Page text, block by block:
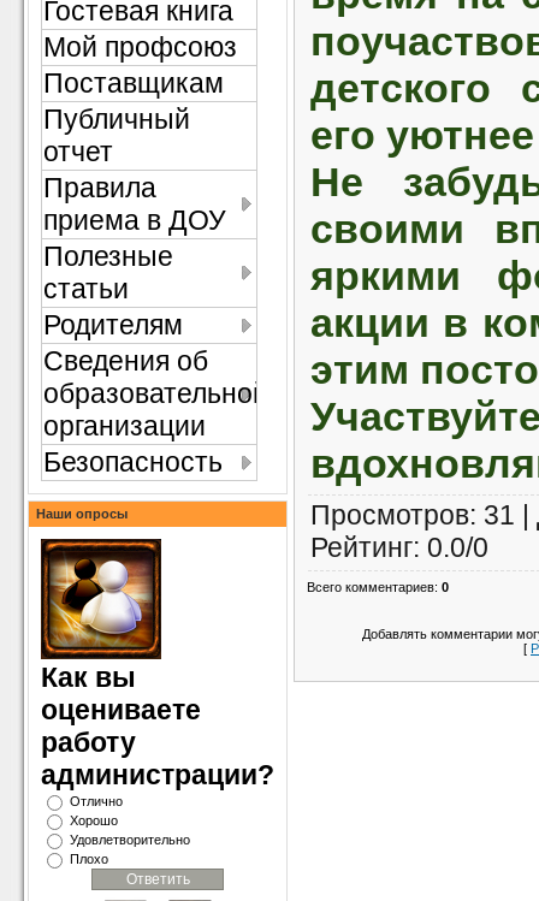
Гостевая книга
Мой профсоюз
Поставщикам
Публичный
отчет
Правила
приема в ДОУ
Полезные
статьи
Родителям
Сведения об
образовательной
организации
Безопасность
Наши опросы
Как вы
оцениваете
работу
администрации?
Отлично
Хорошо
Удовлетворительно
Плохо
детского
его
Не
своими
яркими
акции в
этим
Просмотров: 31 |
Рейтинг: 0.0/0
Всего комментариев: 0
Добавлять комментарии
[